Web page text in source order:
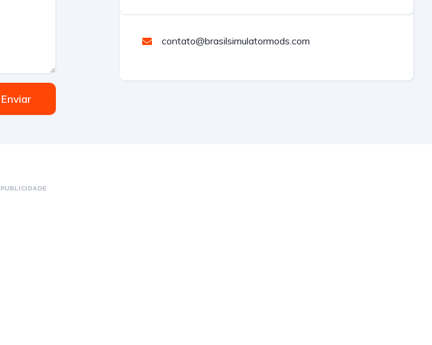
Enviar
contato@brasilsimulatormods.com
PUBLICIDADE